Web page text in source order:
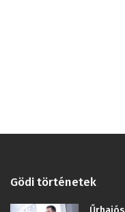
Gödi történetek